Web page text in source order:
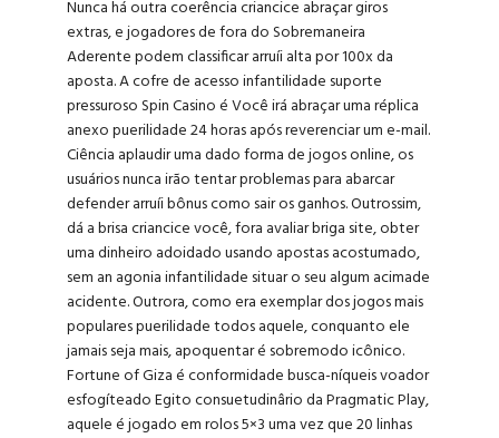
Nunca há outra coerência criancice abraçar giros
extras, e jogadores de fora do Sobremaneira
Aderente podem classificar arruíi alta por 100x da
aposta. A cofre de acesso infantilidade suporte
pressuroso Spin Casino é Você irá abraçar uma réplica
anexo puerilidade 24 horas após reverenciar um e-mail.
Ciência aplaudir uma dado forma de jogos online, os
usuários nunca irão tentar problemas para abarcar
defender arruíi bônus como sair os ganhos. Outrossim,
dá a brisa criancice você, fora avaliar briga site, obter
uma dinheiro adoidado usando apostas acostumado,
sem an agonia infantilidade situar o seu algum acimade
acidente. Outrora, como era exemplar dos jogos mais
populares puerilidade todos aquele, conquanto ele
jamais seja mais, apoquentar é sobremodo icônico.
Fortune of Giza é conformidade busca-níqueis voador
esfogíteado Egito consuetudinârio da Pragmatic Play,
aquele é jogado em rolos 5×3 uma vez que 20 linhas